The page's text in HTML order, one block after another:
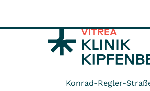
Konrad-Regler-